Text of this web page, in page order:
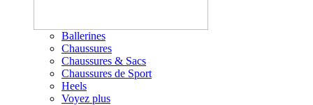
Ballerines
Chaussures
Chaussures & Sacs
Chaussures de Sport
Heels
Voyez plus